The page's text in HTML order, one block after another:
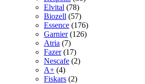
Elvital (78)
Biozell (57)
Essence (176)
Garnier (126)
Atria (7)
Fazer (17)
Nescafe (2)
A+ (4)
Fiskars (2)